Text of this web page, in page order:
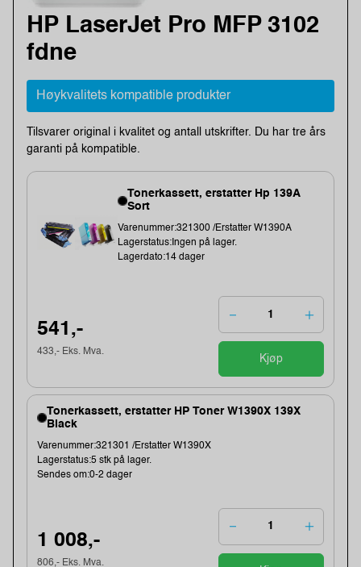
HP LaserJet Pro MFP 3102
fdne
Høykvalitets kompatible produkter
Tilsvarer original i kvalitet og antall utskrifter. Du har tre års
garanti på kompatible.
Tonerkassett, erstatter Hp 139A
Sort
Varenummer:321300 /Erstatter W1390A
Lagerstatus:Ingen på lager.
Lagerdato:14 dager
541,-
433,- Eks. Mva.
Kjøp
Tonerkassett, erstatter HP Toner W1390X 139X
Black
Varenummer:321301 /Erstatter W1390X
Lagerstatus:5 stk på lager.
Sendes om:0-2 dager
1 008,-
806,- Eks. Mva.